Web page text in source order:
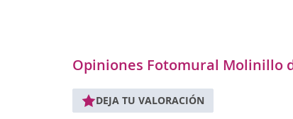
Opiniones Fotomural Molinillo
DEJA TU VALORACIÓN